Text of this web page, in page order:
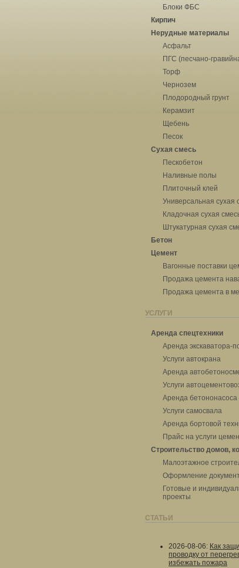
Блоки ФБС
Кирпич
Нерудные материалы
Асфальт
ПГС (песчано-
Торф
Чернозем
Плодородный грунт
Керамзит
Щебень
Песок
Сухая смесь
Пескобетон
Наливные полы
Плиточный клей
Универсальная сухая
Кладочная сухая
Штукатурная сухая
Бетон
Цемент
Вагонные поставки
Продажа цемента
Продажа цемента в
УСЛУГИ
Аренда спецтехники
Аренда экскаватора-
Услуги автокрана
Аренда
Услуги
Аренда бетононасоса
Услуги самосвала
Аренда бортовой
Прайс на услуги
Строительство домов,
Малоэтажное
Оформление
Готовые и
проекты
СТАТЬИ
2026-08-06: Как
проводку от
избежать пожара